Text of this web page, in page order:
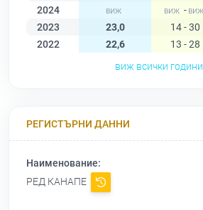
2024
-
2023
23,0 14 - 30
2022
22,6 13 - 28
виж всички години
РЕГИСТЪРНИ ДАННИ
Наименование:
РЕД КАНАПЕ